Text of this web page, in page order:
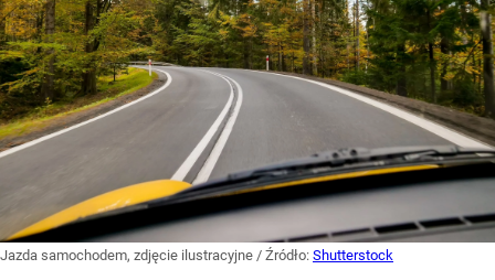
Jazda samochodem, zdjęcie ilustracyjne / Źródło: Shutterstock